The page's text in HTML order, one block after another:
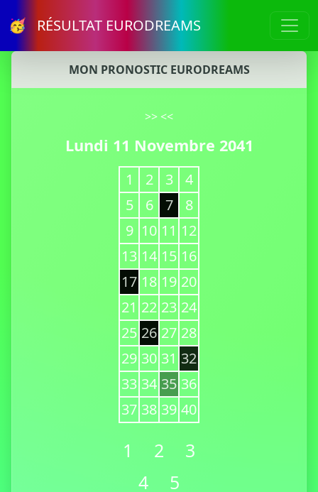
🥳 RÉSULTAT EURODREAMS
MON PRONOSTIC EURODREAMS
>> <<
Lundi 11 Novembre 2041
1 2 3
4
5
6 7
8
9 10 11 12
13 14 15 16
17 18 19 20
21 22 23 24
25 26 27 28
29 30 31 32
33 34 35 36
37 38 39 40
1 2
3
4
5